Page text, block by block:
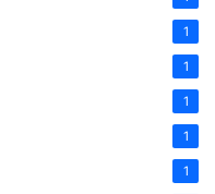
1
1
1
1
1